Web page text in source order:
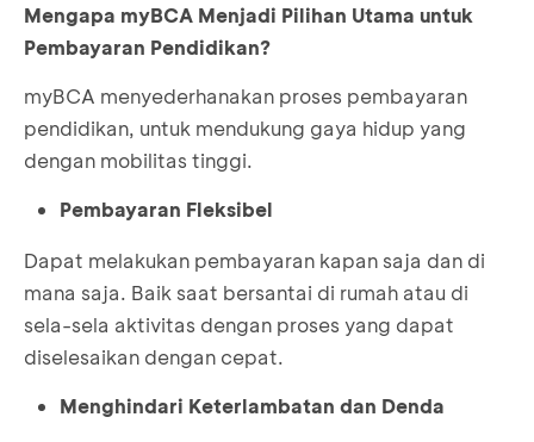
Mengapa myBCA Menjadi Pilihan Utama untuk
Pembayaran Pendidikan?
myBCA menyederhanakan proses pembayaran
pendidikan, untuk mendukung gaya hidup yang
dengan mobilitas tinggi.
Pembayaran Fleksibel
Dapat melakukan pembayaran kapan saja dan di
mana saja. Baik saat bersantai di rumah atau di
sela-sela aktivitas dengan proses yang dapat
diselesaikan dengan cepat.
Menghindari Keterlambatan dan Denda